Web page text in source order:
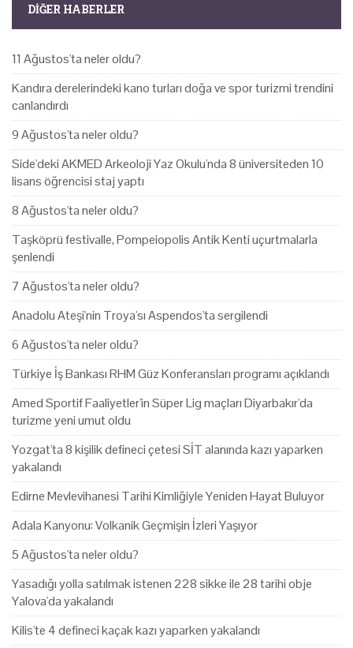
DIĞER HABERLER
11 Ağustos'ta neler oldu?
Kandıra derelerindeki kano turları doğa ve spor turizmi trendini
canlandırdı
9 Ağustos'ta neler oldu?
Side'deki AKMED Arkeoloji Yaz Okulu'nda 8 üniversiteden 10
lisans öğrencisi staj yaptı
8 Ağustos'ta neler oldu?
Taşköprü festivalle, Pompeiopolis Antik Kenti uçurtmalarla
şenlendi
7 Ağustos'ta neler oldu?
Anadolu Ateşi'nin Troya'sı Aspendos'ta sergilendi
6 Ağustos'ta neler oldu?
Türkiye İş Bankası RHM Güz Konferansları programı açıklandı
Amed Sportif Faaliyetler'in Süper Lig maçları Diyarbakır'da
turizme yeni umut oldu
Yozgat'ta 8 kişilik defineci çetesi SİT alanında kazı yaparken
yakalandı
Edirne Mevlevihanesi Tarihi Kimliğiyle Yeniden Hayat Buluyor
Adala Kanyonu: Volkanik Geçmişin İzleri Yaşıyor
5 Ağustos'ta neler oldu?
Yasadığı yolla satılmak istenen 228 sikke ile 28 tarihi obje
Yalova'da yakalandı
Kilis'te 4 defineci kaçak kazı yaparken yakalandı